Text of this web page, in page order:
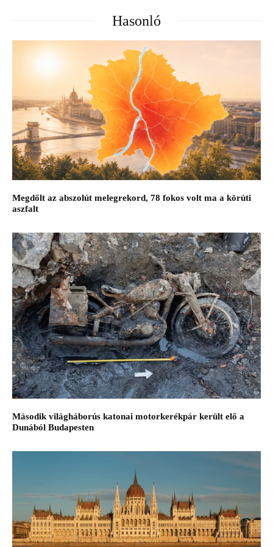
Hasonló
Megdőlt az abszolút melegrekord, 78 fokos volt ma a körúti
aszfalt
Második világháborús katonai motorkerékpár került elő a
Dunából Budapesten